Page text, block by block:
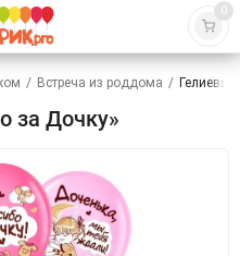
0
/ Встреча из роддома /
за Дочку»